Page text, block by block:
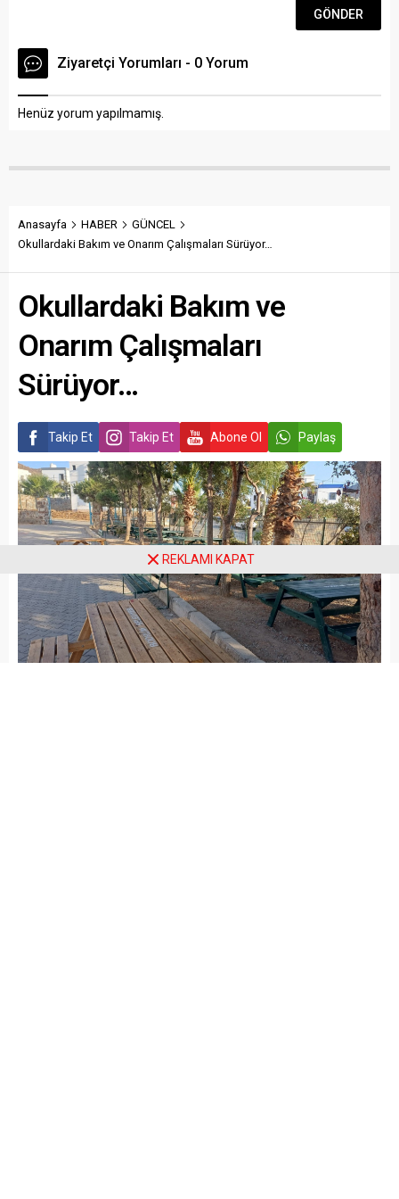
Ziyaretçi Yorumları - 0 Yorum
Henüz yorum yapılmamış.
Anasayfa HABER
GÜNCEL
Okullardaki Bakım ve Onarım Çalışmaları Sürüyor…
Okullardaki Bakım ve
Onarım Çalışmaları
Sürüyor…
Takip Et Takip Et Abone Ol Paylaş
REKLAMI KAPAT